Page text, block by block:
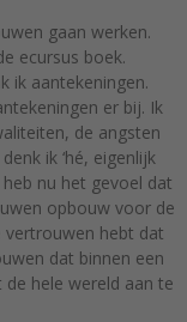
gaan werken.
ecursus boek.
ik aantekeningen.
er bij. Ik
de angsten
ik ‘hé, eigenlijk
nu het gevoel dat
opbouw voor de
hebt dat
dat binnen een
hele wereld aan te